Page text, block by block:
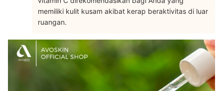
memiliki kulit kusam akibat kerap beraktivitas di luar
ruangan.